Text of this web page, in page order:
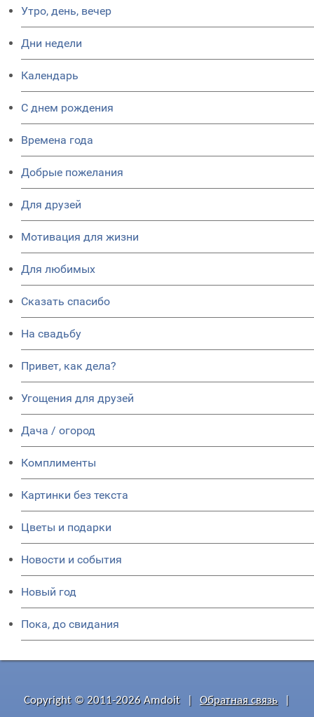
Утро, день, вечер
Дни недели
Календарь
C днем рождения
Времена года
Добрые пожелания
Для друзей
Мотивация для жизни
Для любимых
Сказать спасибо
На свадьбу
Привет, как дела?
Угощения для друзей
Дача / огород
Комплименты
Картинки без текста
Цветы и подарки
Новости и события
Новый год
Пока, до свидания
Copyright © 2011-2026 Amdoit Обратная связь